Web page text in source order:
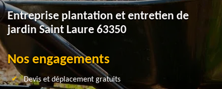
Entreprise plantation et entretien de
jardin Saint Laure 63350
Nos engagements
Devis et déplacement gratuits